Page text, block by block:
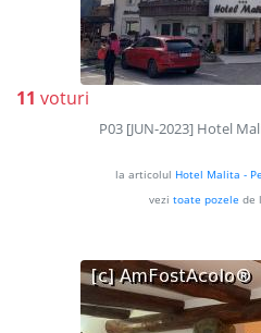
11 voturi
P03 [JUN-2023] Hotel
la articolul Hotel Malita -
vezi toate pozele de